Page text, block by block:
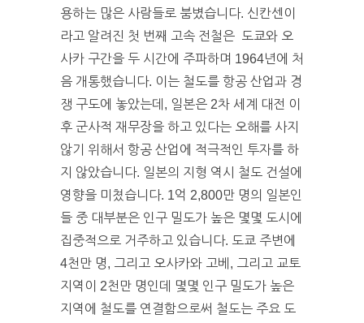
용하는 많은 사람들로 붐볐습니다. 신칸센이
라고 알려진 첫 번째 고속 전철은 도쿄와 오
사카 구간을 두 시간에 주파하며 1964년에 처
음 개통했습니다. 이는 철도를 항공 산업과 경
쟁 구도에 놓았는데, 일본은 2차 세계 대전 이
후 군사적 재무장을 하고 있다는 오해를 사지
않기 위해서 항공 산업에 적극적인 투자를 하
지 않았습니다. 일본의 지형 역시 철도 건설에
영향을 미쳤습니다. 1억 2,800만 명의 일본인
들 중 대부분은 인구 밀도가 높은 몇몇 도시에
집중적으로 거주하고 있습니다. 도쿄 주변에
4천만 명, 그리고 오사카와 고베, 그리고 교토
지역이 2천만 명인데 몇몇 인구 밀도가 높은
지역에 철도를 연결함으로써 철도는 주요 도